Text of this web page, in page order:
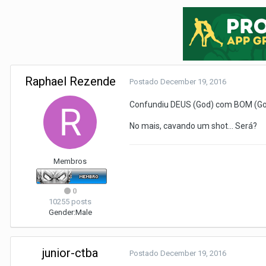
Raphael Rezende
Membros
0
10255 posts
Gender:Male
Postado December 19, 2016
Confundiu DEUS (God) com BOM
No mais, cavando um shot... Será?
junior-ctba Postado December 19, 2016